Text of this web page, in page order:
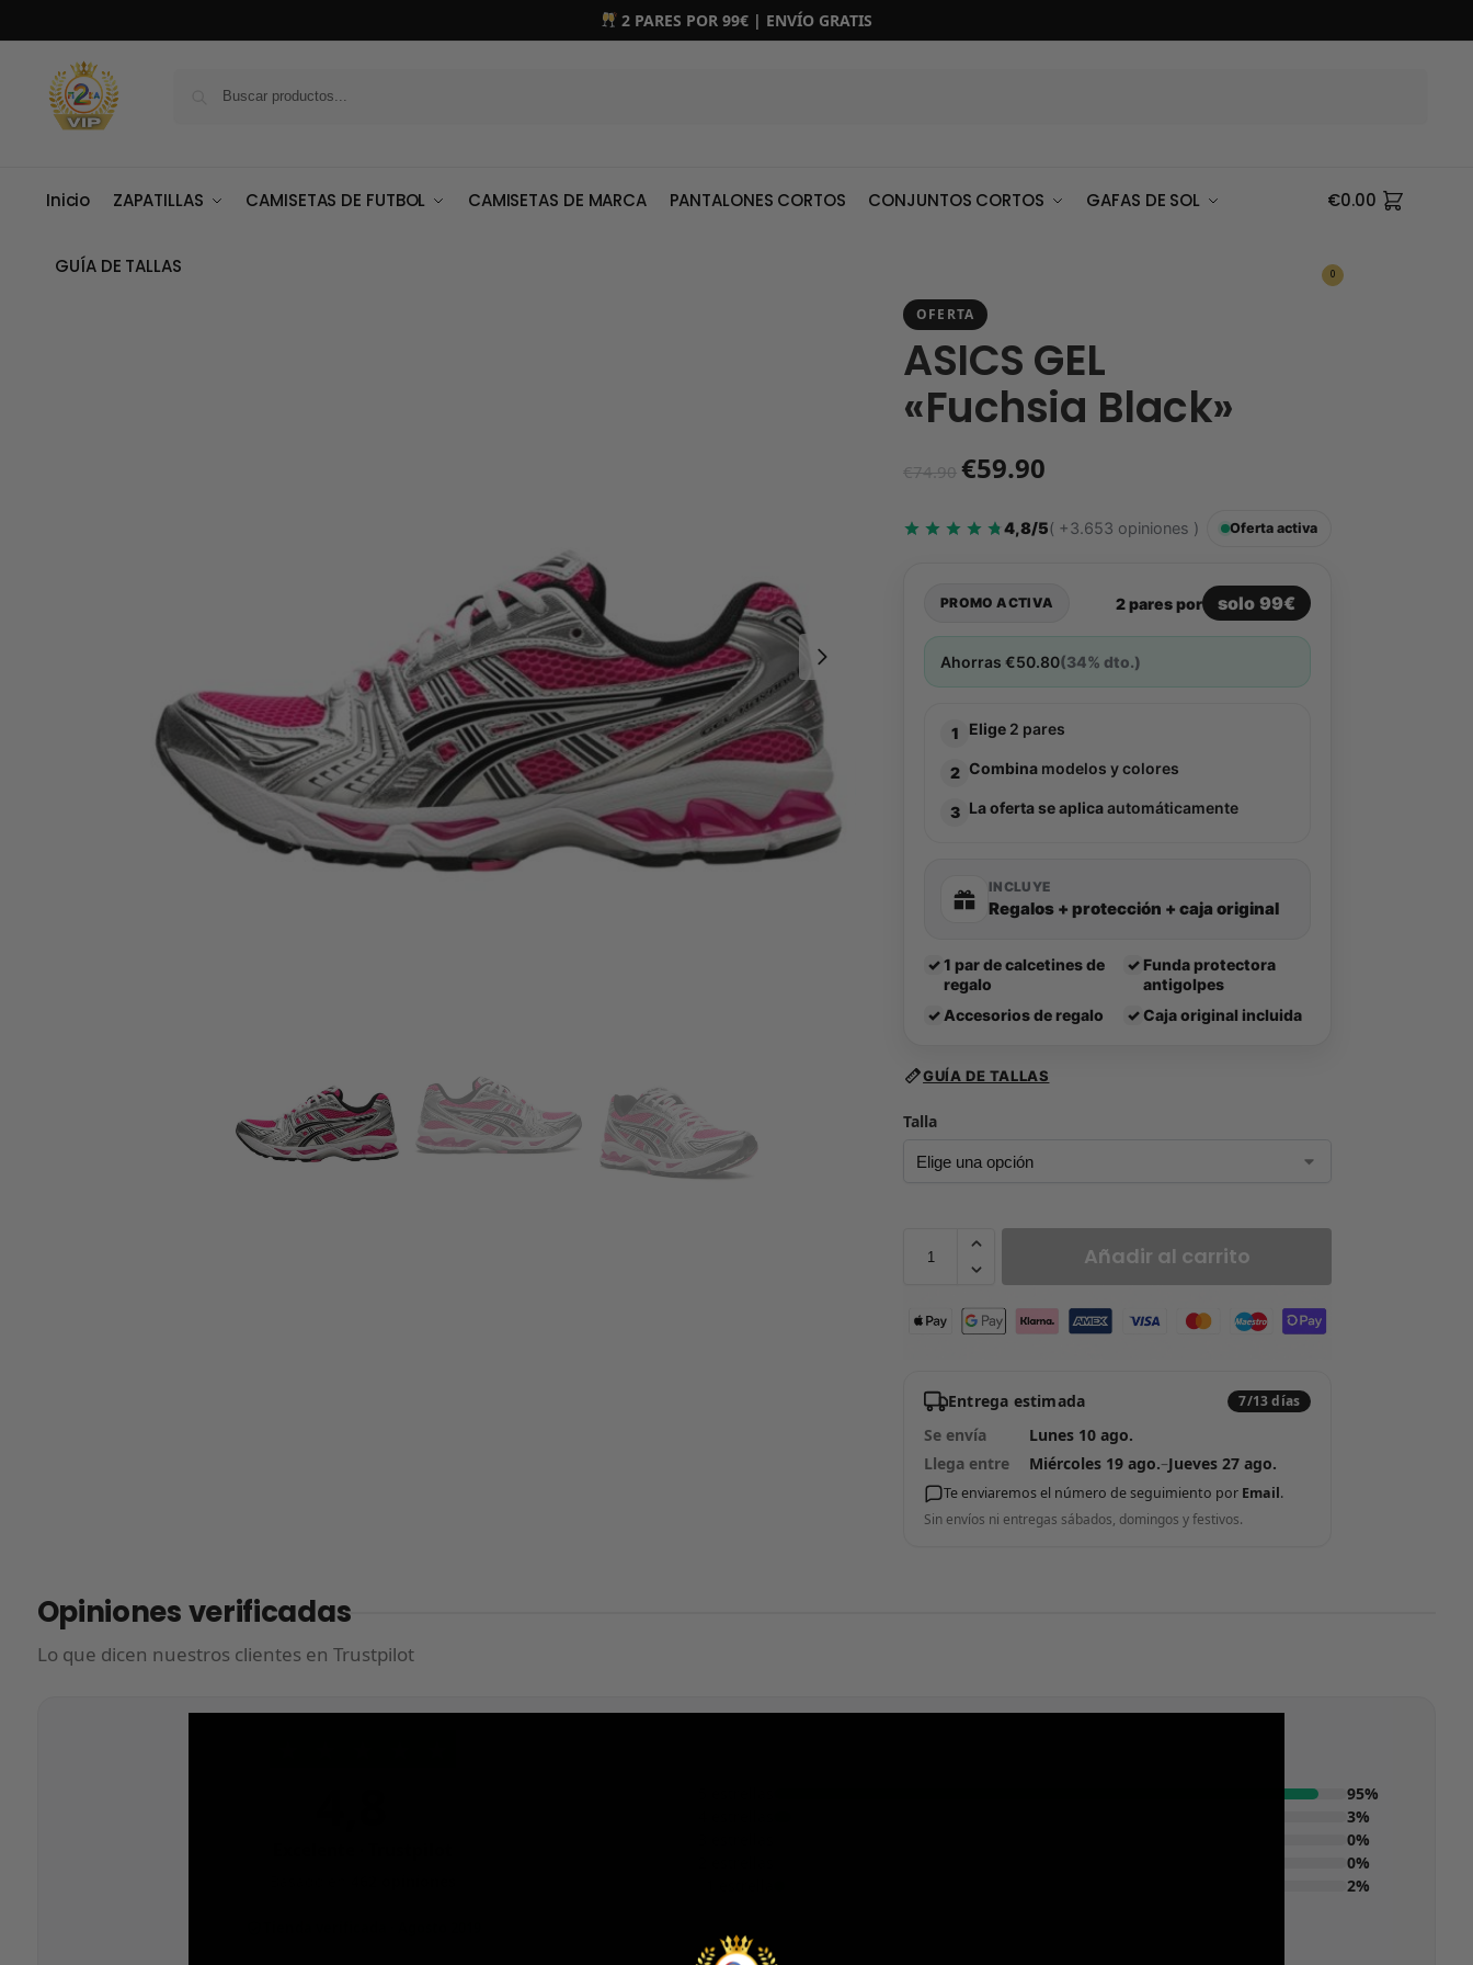
2 PARES POR 99€ | ENVÍO GRATIS
Inicio ZAPATILLAS CAMISETAS DE FUTBOL CAMISETAS DE MARCA PANTALONES CORTOS CONJUNTOS CORTOS GAFAS DE SOL
GUÍA DE TALLAS
€0.00
0
OFERTA
ASICS GEL
«Fuchsia Black»
€74.90 €59.90
4,8/5( +3.653 opiniones ) Oferta activa
PROMO ACTIVA 2 pares por solo 99€
Ahorras€50.80(34% dto.)
1 Elige 2 pares
2 Combina modelos y colores
3 La oferta se aplicaautomáticamente
INCLUYE
Regalos + protección + caja original
✓1 par de calcetines de
regalo
✓ Funda protectora
antigolpes
✓ Accesorios de regalo ✓ Caja original incluida
GUÍA DE TALLAS
Talla
Añadir al carrito
Entrega estimada 7/13 días
Se envía
Lunes 10 ago.
Llega entre
Miércoles 19 ago.–Jueves 27 ago.
Te enviaremos el número de seguimiento por Email.
Sin envíos ni entregas sábados, domingos y festivos.
Opiniones verificadas
Lo que dicen nuestros clientes en Trustpilot
95%
3%
0%
0%
2%